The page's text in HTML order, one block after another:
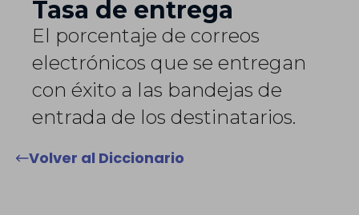
Tasa de entrega
El porcentaje de correos
electrónicos que se entregan
con éxito a las bandejas de
entrada de los destinatarios.
Volver al Diccionario